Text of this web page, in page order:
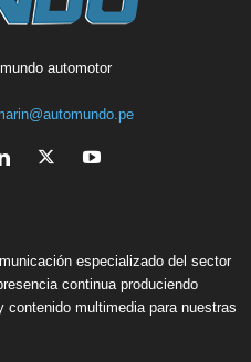
automotor
especializado del sector
continua produciendo
contenido multimedia para nuestras